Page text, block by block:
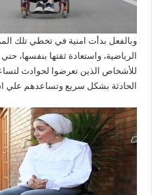
وبالفعل بدأت امنية في تخطي تلك
الرياضية، واستعادة ثقتها بنفسها،
للأشخاص الذين تعرضوا لحوادث
الحادثة بشكل سريع وتساعدهم علي